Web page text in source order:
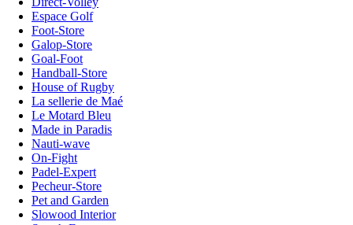
Espace Golf
Foot-Store
Galop-Store
Goal-Foot
Handball-Store
House of Rugby
La sellerie de Maé
Le Motard Bleu
Made in Paradis
Nauti-wave
On-Fight
Padel-Expert
Pecheur-Store
Pet and Garden
Slowood Interior